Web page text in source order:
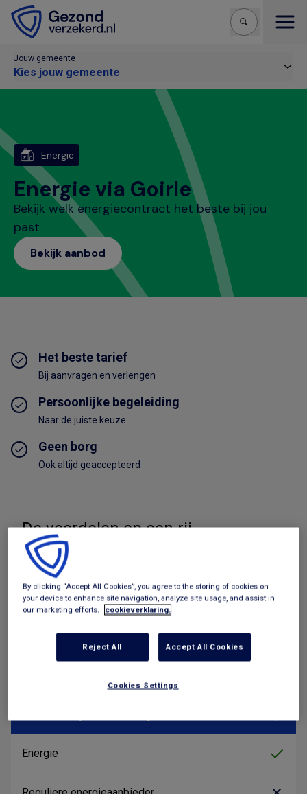
Jouw gemeente
Kies jouw gemeente
Energie
Energie via Goirle
Bekijk welk energiecontract het beste bij jou
past
Bekijk aanbod
Het beste tarief
Bij aanvragen en verlengen
Persoonlijke begeleiding
Naar de juiste keuze
Geen borg
Ook altijd geaccepteerd
De voordelen op een rij
Bekijk aanbod
Beste tarief per aanbieder
By clicking “Accept All Cookies”, you agree to the storing of cookies on
your device to enhance site navigation, analyze site usage, and assist in
our marketing efforts.
cookieverklaring.
Reject All Accept All Cookies
Cookies Settings